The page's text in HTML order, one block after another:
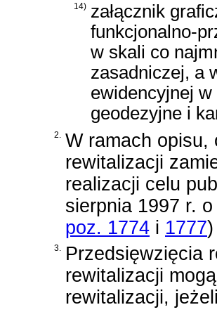
14) załącznik
funkcjonalno-
w skali co
zasadniczej, a
ewidencyjnej
geodezyjne i
2. W ramach opisu,
rewitalizacji
realizacji celu
sierpnia 1997 r.
poz. 1774 i 1777)
3. Przedsięwzięcia
rewitalizacji
rewitalizacji,